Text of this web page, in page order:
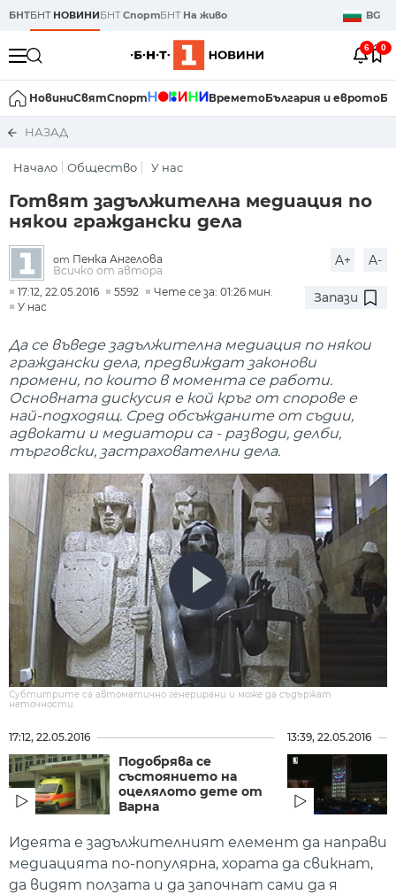
БНТБНТ НОВИНИБНТСпортБНТ На живо BG
6 0
НовиниСвятСпорт ВреметоБългария и еврото
НАЗАД
Начало Общество У нас
Готвят задължителна медиация по
някои граждански дела
от Пенка Ангелова
Всичко от автора
A+ A-
17:12, 22.05.2016 5592
Чете се за: 01:26 мин.
У нас
Запази
Да се въведе задължителна медиация по някои
граждански дела, предвиждат законови
промени, по които в момента се работи.
Основната дискусия е кой кръг от спорове е
най-подходящ. Сред обсъжданите от съдии,
адвокати и медиатори са - разводи, делби,
търговски, застрахователни дела.
Субтитрите са автоматично генерирани и може да съдържат
неточности.
17:12, 22.05.2016
Подобрява се
състоянието на
оцелялото дете от
Варна
13:39, 22.05.2016
Идеята е задължителният елемент да направи
медиацията по-популярна, хората да свикнат,
да видят ползата и да започнат сами да я